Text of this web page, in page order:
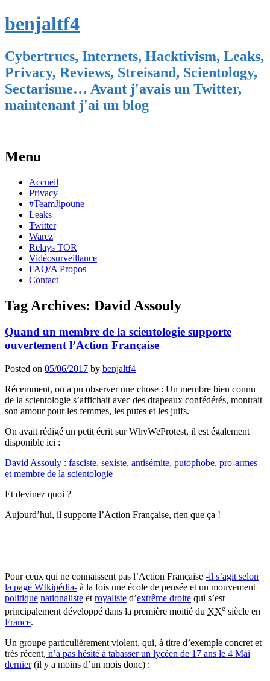
benjaltf4
Cybertrucs, Internets, Hacktivism, Leaks,
Privacy, Reviews, Streisand, Scientology,
Sectarisme… Avant j'avais un Twitter,
maintenant j'ai un blog
Menu
Skip
content
Accueil
Privacy
#TeamJipoune
Leaks
Twitter
Warez
Relays TOR
Vidéosurveillance
FAQ/A Propos
Contact
Tag Archives: David Assouly
Quand un membre de la scientologie supporte
ouvertement l’Action Française
Posted on 05/06/2017 by benjaltf4
Récemment, on a pu observer une chose : Un membre bien connu
de la scientologie s’affichait avec des drapeaux confédérés, montrait
son amour pour les femmes, les putes et les juifs.
On avait rédigé un petit écrit sur WhyWeProtest, il est également
disponible ici :
David Assouly : fasciste, sexiste, antisémite, putophobe, pro-armes
et membre de la scientologie
Et devinez quoi ?
Aujourd’hui, il supporte l’Action Française, rien que ça !
Pour ceux qui ne connaissent pas l’Action Française -il s’agit selon
la page WIkipédia- à la fois une école de pensée et un mouvement
politique nationaliste et royaliste d’extrême droite qui s’est
principalement développé dans la première moitié du XXe siècle en
France.
Un groupe particulièrement violent, qui, à titre d’exemple concret et
très récent, n’a pas hésité à tabasser un lycéen de 17 ans le 4 Mai
dernier(il y a moins d’un mois donc) :